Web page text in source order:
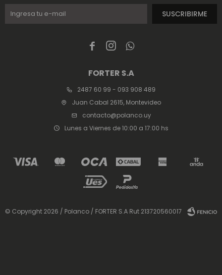
  
FORTER S.A
2487 60 99 - 093 908 489
Juan Cabal 2615, Montevideo
contacto@polanco.uy
Lunes a Viernes de 10:00 a 17:00 hs
SUSCRIBIRME
© Copyright 2026 / Polanco / FORTER S.A Rut 213720560017